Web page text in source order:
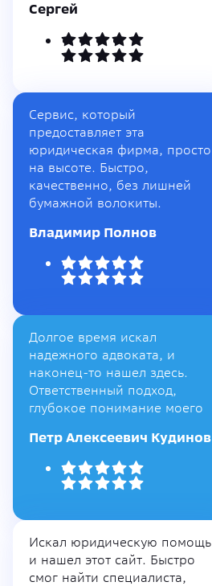
Сергей
Сервис, который
предоставляет эта
юридическая фирма, просто
на высоте. Быстро,
качественно, без лишней
бумажной волокиты.
Владимир Полнов
Долгое время искал
надежного адвоката, и
наконец-то нашел здесь.
Ответственный подход,
глубокое понимание моего
Петр Алексеевич Кудинов
Искал юридическую помощь
и нашел этот сайт. Быстро
смог найти специалиста,